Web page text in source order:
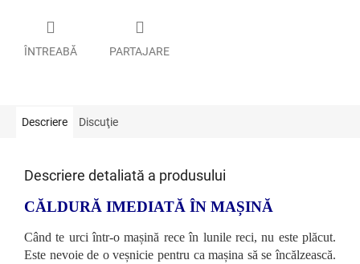
ÎNTREABĂ PARTAJARE
Descriere Discuţie
Descriere detaliată a produsului
CĂLDURĂ IMEDIATĂ ÎN MAȘINĂ
Când te urci într-o mașină rece în lunile reci, nu este plăcut.
Este nevoie de o veșnicie pentru ca mașina să se încălzească.